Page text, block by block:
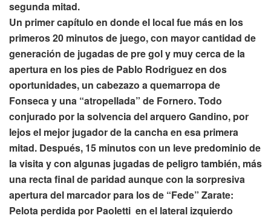
segunda mitad.
Un primer capítulo en donde el local fue más en los
primeros 20 minutos de juego, con mayor cantidad de
generación de jugadas de pre gol y muy cerca de la
apertura en los pies de Pablo Rodriguez en dos
oportunidades, un cabezazo a quemarropa de
Fonseca y una “atropellada” de Fornero. Todo
conjurado por la solvencia del arquero Gandino, por
lejos el mejor jugador de la cancha en esa primera
mitad. Después, 15 minutos con un leve predominio de
la visita y con algunas jugadas de peligro también, más
una recta final de paridad aunque con la sorpresiva
apertura del marcador para los de “Fede” Zarate:
Pelota perdida por Paoletti en el lateral izquierdo